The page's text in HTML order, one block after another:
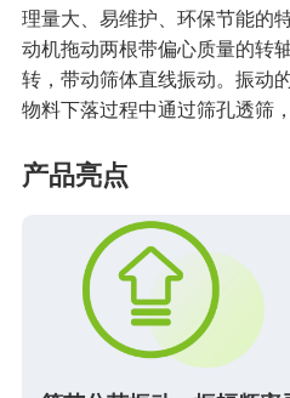
理量大、易维护、环保节能的
动机拖动两根带偏心质量的转
转，带动筛体直线振动。振动
物料下落过程中通过筛孔透筛
产品亮点